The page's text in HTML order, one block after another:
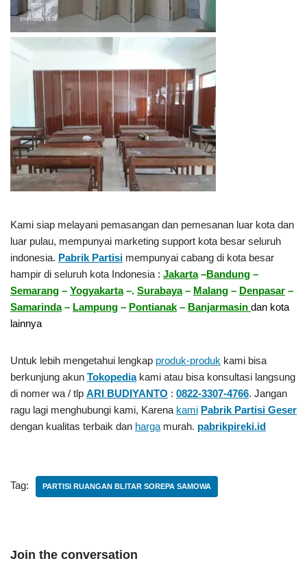
Kami siap melayani pemasangan dan pemesanan luar kota dan
luar pulau, mempunyai marketing support kota besar seluruh
indonesia. Pabrik Partisi mempunyai cabang di kota besar
hampir di seluruh kota Indonesia : Jakarta–Bandung –
Semarang – Yogyakarta–. Surabaya– Malang – Denpasar –
Samarinda– Lampung – Pontianak – Banjarmasin dan kota
lainnya
Untuk lebih mengetahui lengkap produk-produk kami bisa
berkunjung akun Tokopediakami atau bisa konsultasi langsung
di nomer wa / tlp ARI BUDIYANTO : 0822-3307-4766. Jangan
ragu lagi menghubungi kami, Karena kami Pabrik Partisi Geser
dengan kualitas terbaik dan harga murah. pabrikpireki.id
Tag: PARTISI RUANGAN BLITAR SOREPA SAMOWA
Join the conversation